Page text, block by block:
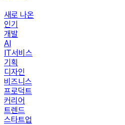
새로 나온
인기
개발
AI
IT서비스
기획
디자인
비즈니스
프로덕트
커리어
트렌드
스타트업